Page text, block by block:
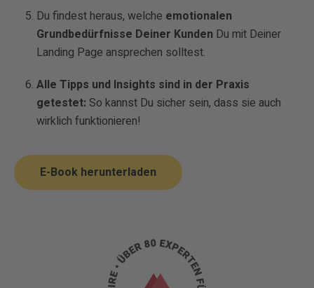
Du findest heraus, welche emotionalen
Grundbedürfnisse Deiner Kunden Du mit Deiner
Landing Page ansprechen solltest.
Alle Tipps und Insights sind in der Praxis
getestet: So kannst Du sicher sein, dass sie auch
wirklich funktionieren!
E-Book herunterladen